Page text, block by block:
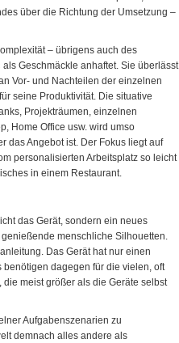
über die Richtung der Umsetzung –
– übrigens auch des
Geschmäckle anhaftet. Sie überlässt
Vor- und Nachteilen der einzelnen
seine Produktivität. Die situative
Projekträumen, einzelnen
Home Office usw. wird umso
das Angebot ist. Der Fokus liegt auf
personalisierten Arbeitsplatz so leicht
in einem Restaurant.
das Gerät, sondern ein neues
menschliche Silhouetten.
Das Gerät hat nur einen
dagegen für die vielen, oft
meist größer als die Geräte selbst
Aufgabenszenarien zu
demnach alles andere als